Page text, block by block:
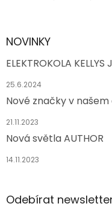
NOVINKY
ELEKTROKOLA
25.6.2024
Nové značky v našem
21.11.2023
Nová světla AUTHOR
14.11.2023
Odebírat